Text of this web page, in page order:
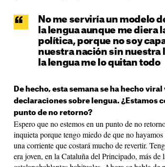
No me serviría un modelo
la lengua aunque me diera
política, porque no soy
nuestra nación sin nuestra
la lengua me lo quitan todo
De hecho, esta semana se ha hecho
declaraciones sobre lengua. ¿Estamos
punto de no retorno?
Espero que no estemos en un punto de no
inquieta porque tengo miedo de que no
una corriente que costará mucho de revertir.
era joven, en la Cataluña del Principado, más de